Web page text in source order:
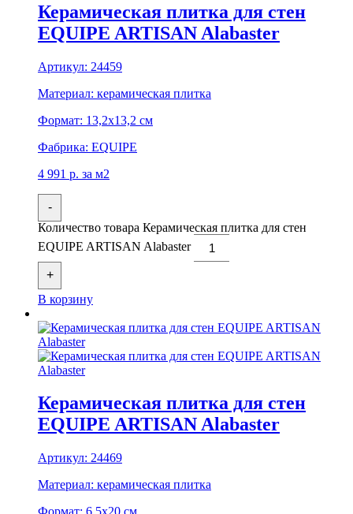
Керамическая плитка для стен
EQUIPE ARTISAN Alabaster
Артикул: 24459
Материал: керамическая плитка
Формат: 13,2x13,2 см
Фабрика: EQUIPE
4 991 р. за м2
-
Количество товара Керамическая плитка для стен
EQUIPE ARTISAN Alabaster
+
В корзину
Керамическая плитка для стен
EQUIPE ARTISAN Alabaster
Артикул: 24469
Материал: керамическая плитка